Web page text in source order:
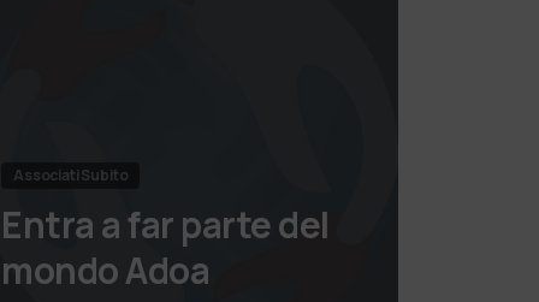
Associati Subito
Entra a far parte del
mondo Adoa